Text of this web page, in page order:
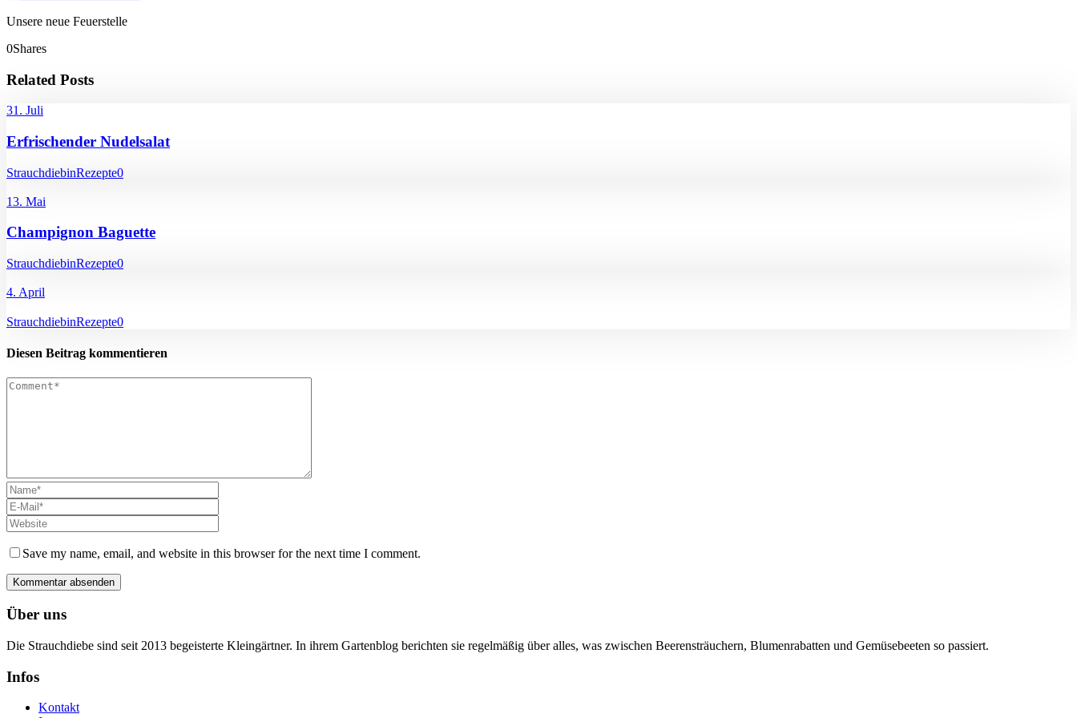
Unsere neue Feuerstelle
0Shares
Related Posts
31. Juli
Erfrischender Nudelsalat
StrauchdiebinRezepte0
13. Mai
Champignon Baguette
StrauchdiebinRezepte0
4. April
StrauchdiebinRezepte0
Diesen Beitrag kommentieren
Save my name, email, and website in this browser for the next time I comment.
Über uns
Die Strauchdiebe sind seit 2013 begeisterte Kleingärtner. In ihrem Gartenblog berichten sie regelmäßig über alles, was zwischen Beerensträuchern, Blumenrabatten und Gemüsebeeten so passiert.
Infos
Kontakt